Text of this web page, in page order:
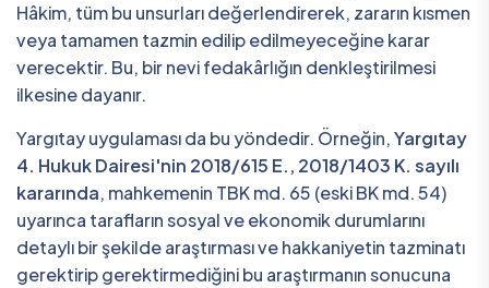
Hâkim, tüm bu unsurları değerlendirerek, zararın kısmen
veya tamamen tazmin edilip edilmeyeceğine karar
verecektir. Bu, bir nevi fedakârlığın denkleştirilmesi
ilkesine dayanır.
Yargıtay uygulaması da bu yöndedir. Örneğin,Yargıtay
4. Hukuk Dairesi'nin 2018/615 E., 2018/1403 K. sayılı
kararında, mahkemenin TBK md. 65 (eski BK md. 54)
uyarınca tarafların sosyal ve ekonomik durumlarını
detaylı bir şekilde araştırması ve hakkaniyetin tazminatı
gerektirip gerektirmediğini bu araştırmanın sonucuna